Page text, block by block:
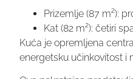
Prizemlje (87 m²):
Kat (82 m²): četiri
Kuća je opremljena
energetsku učinkovitost i